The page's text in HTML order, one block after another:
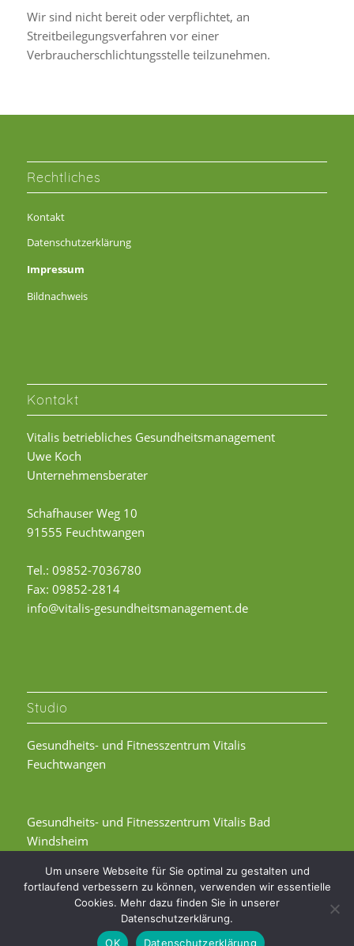
Wir sind nicht bereit oder verpflichtet, an
Streitbeilegungsverfahren vor einer
Verbraucherschlichtungsstelle teilzunehmen.
Rechtliches
Kontakt
Datenschutzerklärung
Impressum
Bildnachweis
Kontakt
Vitalis betriebliches Gesundheitsmanagement
Uwe Koch
Unternehmensberater
Schafhauser Weg 10
91555 Feuchtwangen
Tel.: 09852-7036780
Fax: 09852-2814
info@vitalis-gesundheitsmanagement.de
Studio
Gesundheits- und Fitnesszentrum Vitalis
Feuchtwangen
Gesundheits- und Fitnesszentrum Vitalis Bad
Windsheim
Um unsere Webseite für Sie optimal zu gestalten und
fortlaufend verbessern zu können, verwenden wir essentielle
Cookies. Mehr dazu finden Sie in unserer
Datenschutzerklärung.
OK
Datenschutzerklärung